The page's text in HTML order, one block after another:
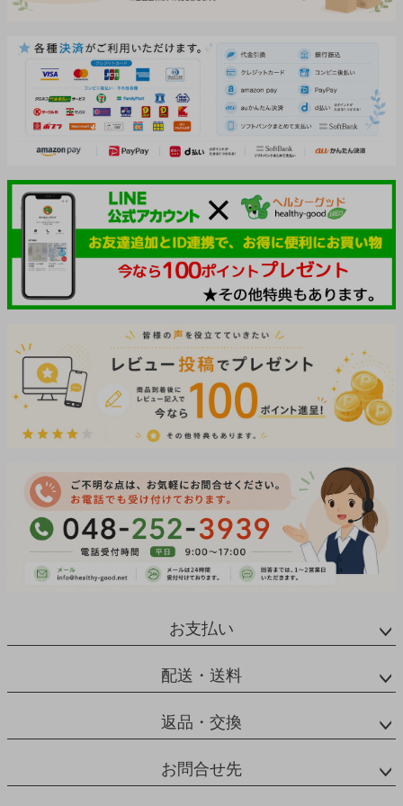
お支払い
配送・送料
返品・交換
お問合せ先